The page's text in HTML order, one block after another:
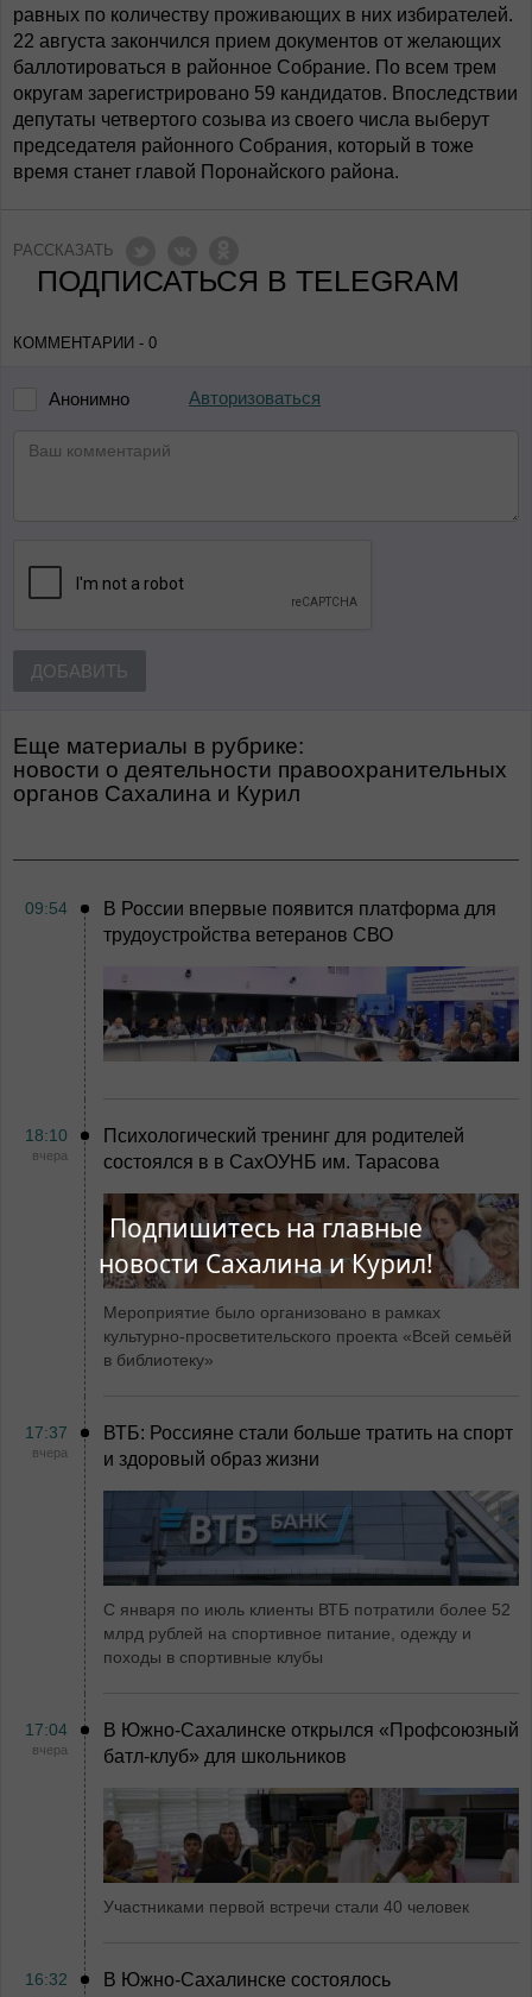
Подпишитесь на главные
новости Сахалина и Курил!
равных по количеству проживающих в них избирателей.
22 августа закончился прием документов от желающих
баллотироваться в районное Собрание. По всем трем
округам зарегистрировано 59 кандидатов. Впоследствии
депутаты четвертого созыва из своего числа выберут
председателя районного Собрания, который в тоже
время станет главой Поронайского района.
РАССКАЗАТЬ
ПОДПИСАТЬСЯ В TELEGRAM
КОММЕНТАРИИ - 0
Анонимно Авторизоваться
ДОБАВИТЬ
Еще материалы в рубрике:
Новости о деятельности правоохранительных
органов Сахалина и Курил
09:54
В России впервые появится платформа для
трудоустройства ветеранов СВО
18:10
вчера
Психологический тренинг для родителей
состоялся в в СахОУНБ им. Тарасова
Мероприятие было организовано в рамках
культурно-просветительского проекта «Всей семьёй
в библиотеку»
17:37
вчера
ВТБ: Россияне стали больше тратить на спорт
и здоровый образ жизни
С января по июль клиенты ВТБ потратили более 52
млрд рублей на спортивное питание, одежду и
походы в спортивные клубы
17:04
вчера
В Южно-Сахалинске открылся «Профсоюзный
батл-клуб» для школьников
Участниками первой встречи стали 40 человек
16:32
В Южно-Сахалинске состоялось